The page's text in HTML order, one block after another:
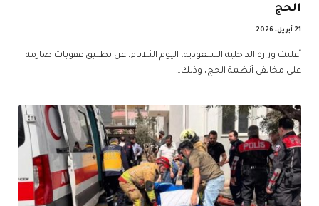
الحج
21 أبريل، 2026
أعلنت وزارة الداخلية السعودية، اليوم الثلاثاء، عن تطبيق عقوبات صارمة
على مخالفي أنظمة الحج، وذلك…